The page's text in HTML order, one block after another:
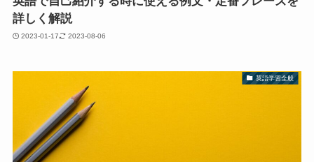
詳しく解説
2023-01-17 2023-08-06
英語学習全般